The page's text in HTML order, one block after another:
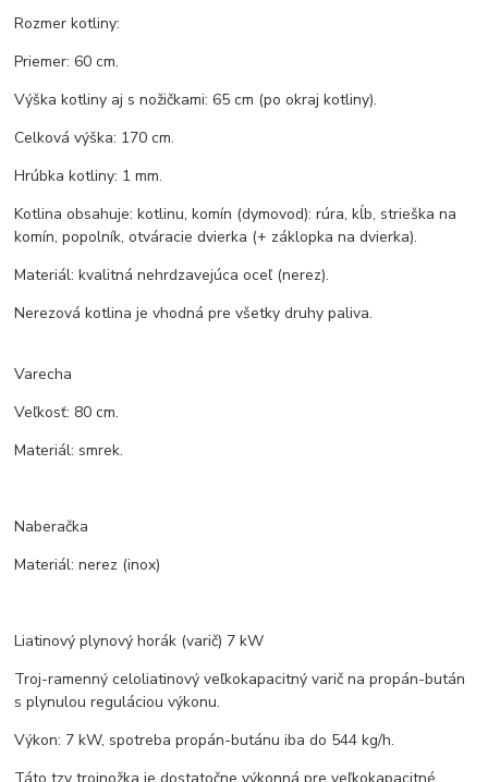
Rozmer kotliny:
Priemer: 60 cm.
Výška kotliny aj s nožičkami: 65 cm (po okraj kotliny).
Celková výška: 170 cm.
Hrúbka kotliny: 1 mm.
Kotlina obsahuje: kotlinu, komín (dymovod): rúra, kĺb, strieška na
komín, popolník, otváracie dvierka (+ záklopka na dvierka).
Materiál: kvalitná nehrdzavejúca oceľ (nerez).
Nerezová kotlina je vhodná pre všetky druhy paliva.
Varecha
Veľkosť: 80 cm.
Materiál: smrek.
Naberačka
Materiál: nerez (inox)
Liatinový plynový horák (varič) 7 kW
Troj-ramenný celoliatinový veľkokapacitný varič na propán-bután
s plynulou reguláciou výkonu.
Výkon: 7 kW, spotreba propán-butánu iba do 544 kg/h.